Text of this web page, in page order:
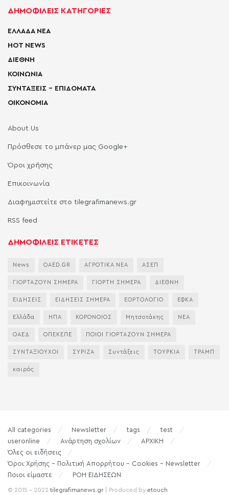
ΔΗΜΟΦΙΛΕΙΣ ΚΑΤΗΓΟΡΙΕΣ
ΕΛΛΑΔΑ ΝΕΑ
HOT NEWS
ΔΙΕΘΝΗ
ΚΟΙΝΩΝΙΑ
ΣΥΝΤΑΞΕΙΣ – ΕΠΙΔΟΜΑΤΑ
ΟΙΚΟΝΟΜΙΑ
About Us
Πρόσθεσε το μπάνερ μας Google+
Όροι χρήσης
Επικοινωνία
Διαφημιστείτε στο tilegrafimanews.gr
RSS feed
ΔΗΜΟΦΙΛΕΙΣ ΕΤΙΚΕΤΕΣ
News OAED.GR ΑΓΡΟΤΙΚΑ ΝΕΑ ΑΣΕΠ
ΓΙΟΡΤΑΖΟΥΝ ΣΗΜΕΡΑ ΓΙΟΡΤΗ ΣΗΜΕΡΑ ΔΙΕΘΝΗ
ΕΙΔΗΣΕΙΣ ΕΙΔΗΣΕΙΣ ΣΗΜΕΡΑ ΕΟΡΤΟΛΟΓΙΟ ΕΦΚΑ
Ελλάδα ΗΠΑ ΚΟΡΟΝΟΙΟΣ Μητσοτάκης ΝΕΑ
ΟΑΕΔ ΟΠΕΚΕΠΕ ΠΟΙΟΙ ΓΙΟΡΤΑΖΟΥΝ ΣΗΜΕΡΑ
ΣΥΝΤΑΞΙΟΥΧΟΙ ΣΥΡΙΖΑ Συντάξεις ΤΟΥΡΚΙΑ ΤΡΑΜΠ
καιρός
All categories Newsletter tags
test
useronline
Ανάρτηση σχολίων
ΑΡΧΙΚΗ
Όλες οι ειδήσεις
Όροι Χρήσης – Πολιτική Απορρήτου – Cookies – Newsletter
Ποιοι είμαστε
ΡΟΗ ΕΙΔΗΣΕΩΝ
© 2015 - 2022 tilegrafimanews.gr| Produced by etouch